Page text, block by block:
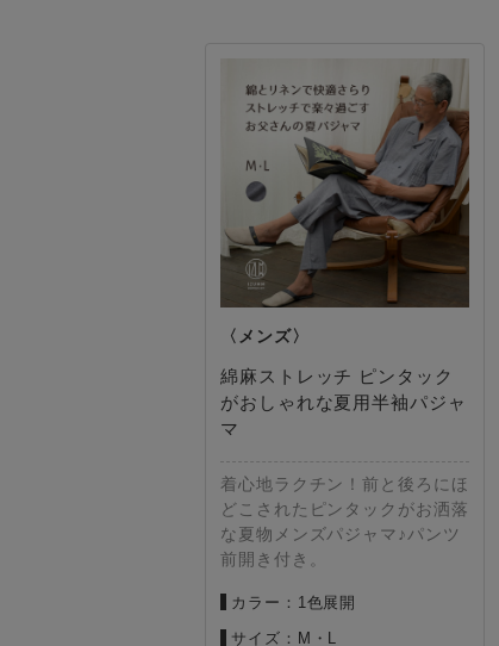
綿麻ストレッチ ピンタック
がおしゃれな夏用半袖パジャ
マ
着心地ラクチン！前と後ろにほ
どこされたピンタックがお洒落
な夏物メンズパジャマ♪パンツ
前開き付き。
カラー：1色展開
サイズ：M・L